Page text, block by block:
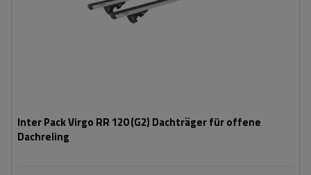
Inter Pack Virgo RR 120 (G2) Dachträger für offene
Dachreling